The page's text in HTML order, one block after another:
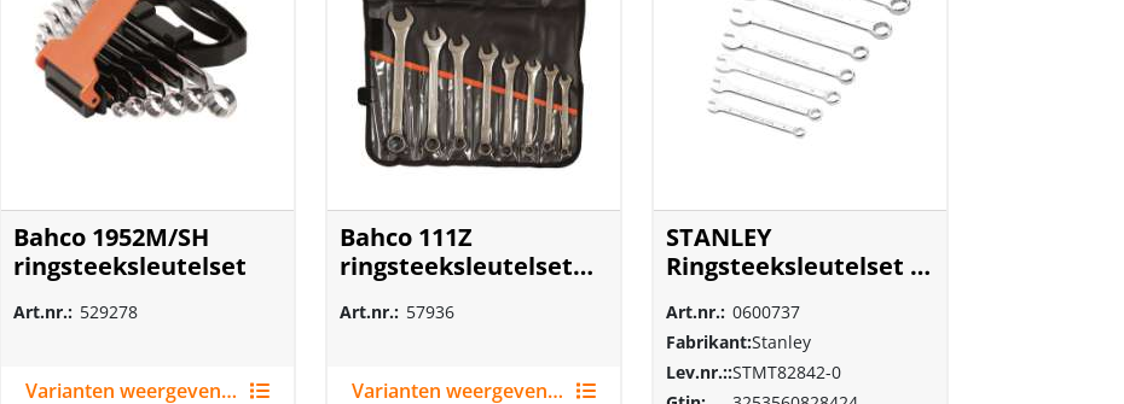
Bahco 1952M/SH
ringsteeksleutelset
Art.nr.: 529278
Varianten weergeven (2)
Bahco 111Z
ringsteeksleutelset
Art.nr.: 57936
Varianten weergeven (2)
STANLEY
Ringsteeksleutelset 7
Art.nr.: 0600737
Fabrikant:Stanley
Lev.nr.::STMT82842-0